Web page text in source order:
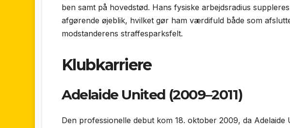
ben samt på hovedstød. Hans fysiske arbejds­radius
afgørende øjeblik, hvilket gør ham værdifuld både som
modstanderens straffesparksfelt.
Klubkarriere
Adelaide United (2009–2011)
Den professionelle debut kom 18. oktober 2009, da